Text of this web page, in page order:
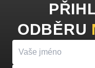
ODBĚRU